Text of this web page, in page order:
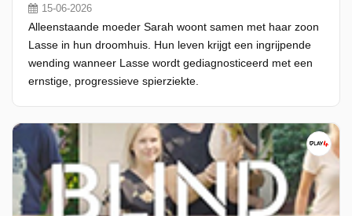
15-06-2026
Alleenstaande moeder Sarah woont samen met haar zoon
Lasse in hun droomhuis. Hun leven krijgt een ingrijpende
wending wanneer Lasse wordt gediagnosticeerd met een
ernstige, progressieve spierziekte.